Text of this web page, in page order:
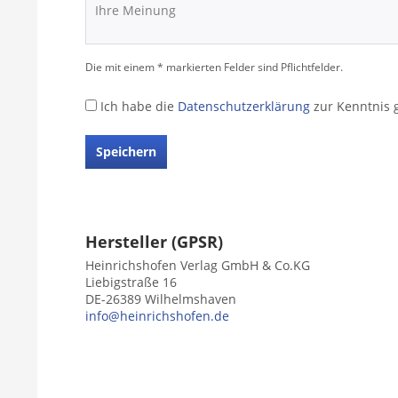
Die mit einem * markierten Felder sind Pflichtfelder.
Ich habe die Datenschutzerklärung zur Kenntnis
Speichern
Hersteller (GPSR)
Heinrichshofen Verlag GmbH & Co.KG
Liebigstraße 16
DE-26389 Wilhelmshaven
info@heinrichshofen.de